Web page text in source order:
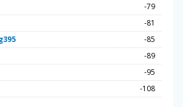
-79
-81
-85
-89
-95
-108